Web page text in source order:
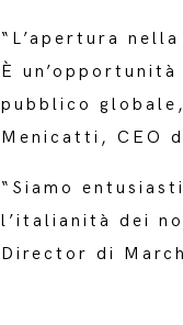
“L’apertura
È
pubblico
Menicatti, CEO
“Siamo
l’italianità dei
Director di